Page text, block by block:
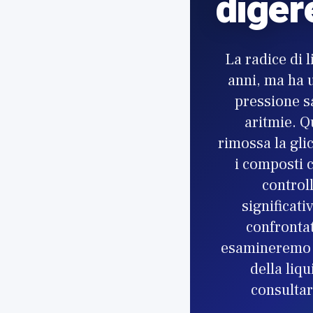
La radice di
anni, ma ha
pressione
aritmie.
rimossa la
i composti
della